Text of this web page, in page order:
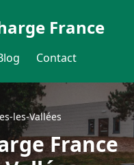
France
Contact
les-Vallées
France